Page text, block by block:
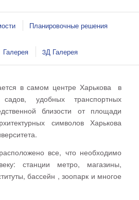
Планировочные решения
Галерея 3Д Галерея
в самом центре Харькова в
удобных транспортных
близости от площади
символов Харькова
все, что необходимо
станции метро, магазины,
бассейн , зоопарк и многое